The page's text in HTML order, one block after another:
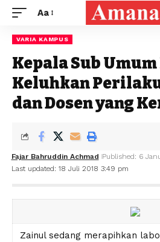
Aa
VARIA KAMPUS
Kepala Sub Umum
Keluhkan
dan Dosen yang
Last updated: 18 Juli 2018 3:49 pm
Fajar Bahruddin Achmad Published: 6
Zainul sedang merapihkan